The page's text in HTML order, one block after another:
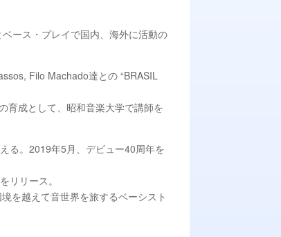
ース・プレイで国内、海外に活動の
Filo Machado達との “BRASIL
育成として、昭和音楽大学で講師を
る。2019年5月、デビュー40周年を
リリース。
を越えて音世界を旅するベーシスト